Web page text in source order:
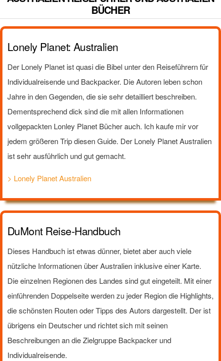
BÜCHER
Lonely Planet: Australien
Der Lonely Planet ist quasi die Bibel unter den Reiseführern für
Individualreisende und Backpacker. Die Autoren leben schon
Jahre in den Gegenden, die sie sehr detailliert beschreiben.
Dementsprechend dick sind die mit allen Informationen
vollgepackten Lonley Planet Bücher auch. Ich kaufe mir vor
jedem größeren Trip diesen Guide. Der Lonely Planet Australien
ist sehr ausführlich und gut gemacht.
> Lonely Planet Australien
DuMont Reise-Handbuch
Dieses Handbuch ist etwas dünner, bietet aber auch viele
nützliche Informationen über Australien inklusive einer Karte.
Die einzelnen Regionen des Landes sind gut eingeteilt. Mit einer
einführenden Doppelseite werden zu jeder Region die Highlights,
die schönsten Routen oder Tipps des Autors dargestellt. Der ist
übrigens ein Deutscher und richtet sich mit seinen
Beschreibungen an die Zielgruppe Backpacker und
Individualreisende.